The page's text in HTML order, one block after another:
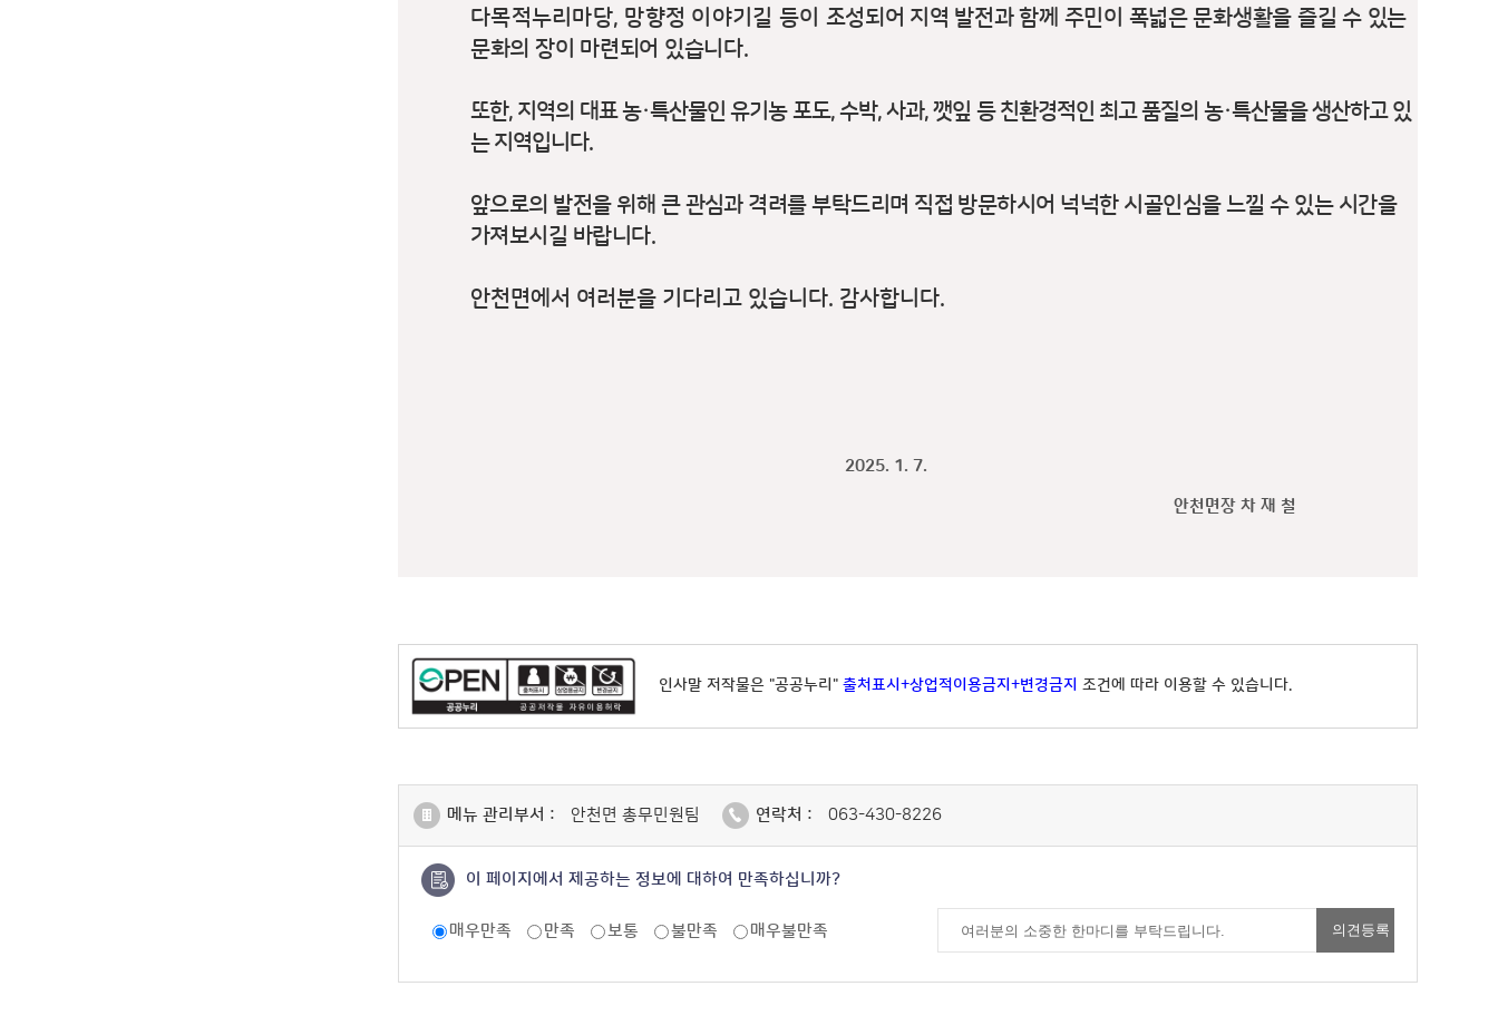
다목적누리마당, 망향정 이야기길 등이 조성되어 지역 발전과 함께 주민이 폭넓은 문화생활을 즐길 수 있는
문화의 장이 마련되어 있습니다.
또한, 지역의 대표 농·특산물인 유기농 포도,수박,사과,깻잎 등 친환경적인 최고 품질의 농·특산물을 생산하고 있
는 지역입니다.
앞으로의 발전을 위해 큰 관심과 격려를 부탁드리며 직접 방문하시어 넉넉한 시골인심을 느낄 수 있는 시간을
가져보시길 바랍니다.
안천면에서 여러분을 기다리고 있습니다. 감사합니다.
2025. 1. 7.
안천면장 차 재 철
인사말 저작물은 "공공누리" 출처표시+상업적이용금지+변경금지 조건에 따라 이용할 수 있습니다.
메뉴 관리부서 : 안천면 총무민원팀 연락처 : 063-430-8226
이 페이지에서 제공하는 정보에 대하여 만족하십니까?
매우만족 만족 보통 불만족 매우불만족